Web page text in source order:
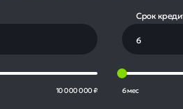
10 000 000 ₽
Срок
6 мес